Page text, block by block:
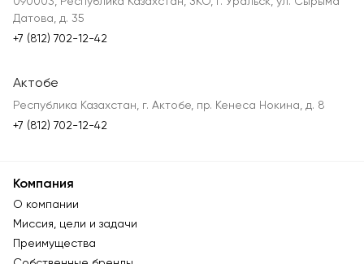
Датова, д. 35
+7 (812) 702-12-42
Актобе
Республика Казахстан, г. Актобе, пр. Кенеса Нокина, д. 8
+7 (812) 702-12-42
Компания
О компании
Миссия, цели и задачи
Преимущества